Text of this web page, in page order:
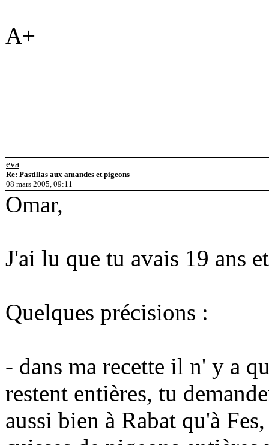
A+
eva
Re: Pastillas aux amandes et pigeons
08 mars 2005, 09:11
Omar,
J'ai lu que tu avais 19 ans
Quelques précisions :
- dans ma recette il n' y a
restent entières, tu
aussi bien à Rabat qu'à